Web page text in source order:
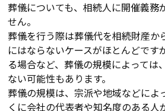
葬儀についても、相続人に開催義務
せん。
葬儀を行う際は葬儀代を相続財産か
にはならないケースがほとんどです
る場合など、葬儀の規模によっては
ない可能性もあります。
葬儀の規模は、宗派や地域などによ
くに会社の代表者や知名度のある人